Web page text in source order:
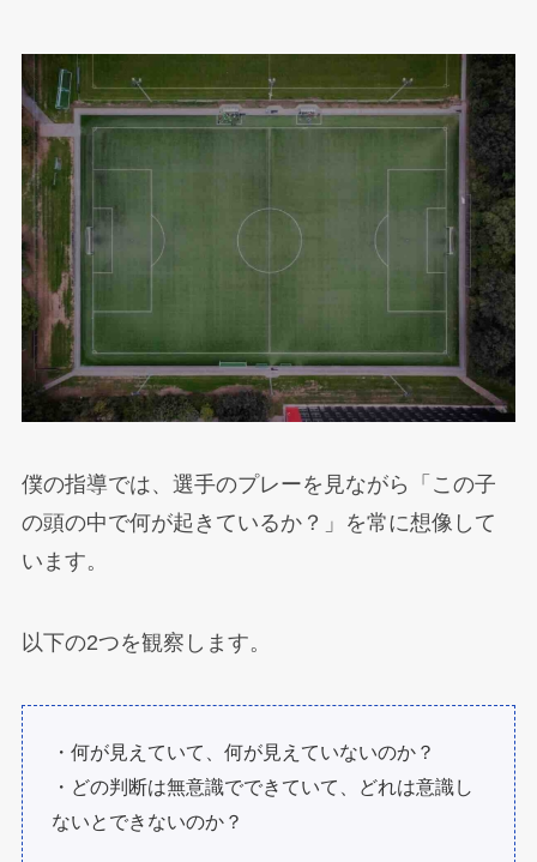
僕の指導では、選手のプレーを見ながら「この子
の頭の中で何が起きているか？」を常に想像して
います。
以下の2つを観察します。
・何が見えていて、何が見えていないのか？
・どの判断は無意識でできていて、どれは意識し
ないとできないのか？